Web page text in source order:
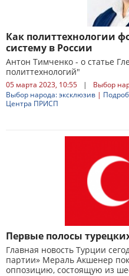
Как политтехнологии
систему в России
Антон Тимченко - о статье
политтехнологий"
05 марта 2023, 10:55 |
Выбор
Выбор народа: эксклюзив |
Центра ПРИСП
Первые полосы
Главная новость Турции
партии» Мераль Акшенер
оппозицию, состоящую из